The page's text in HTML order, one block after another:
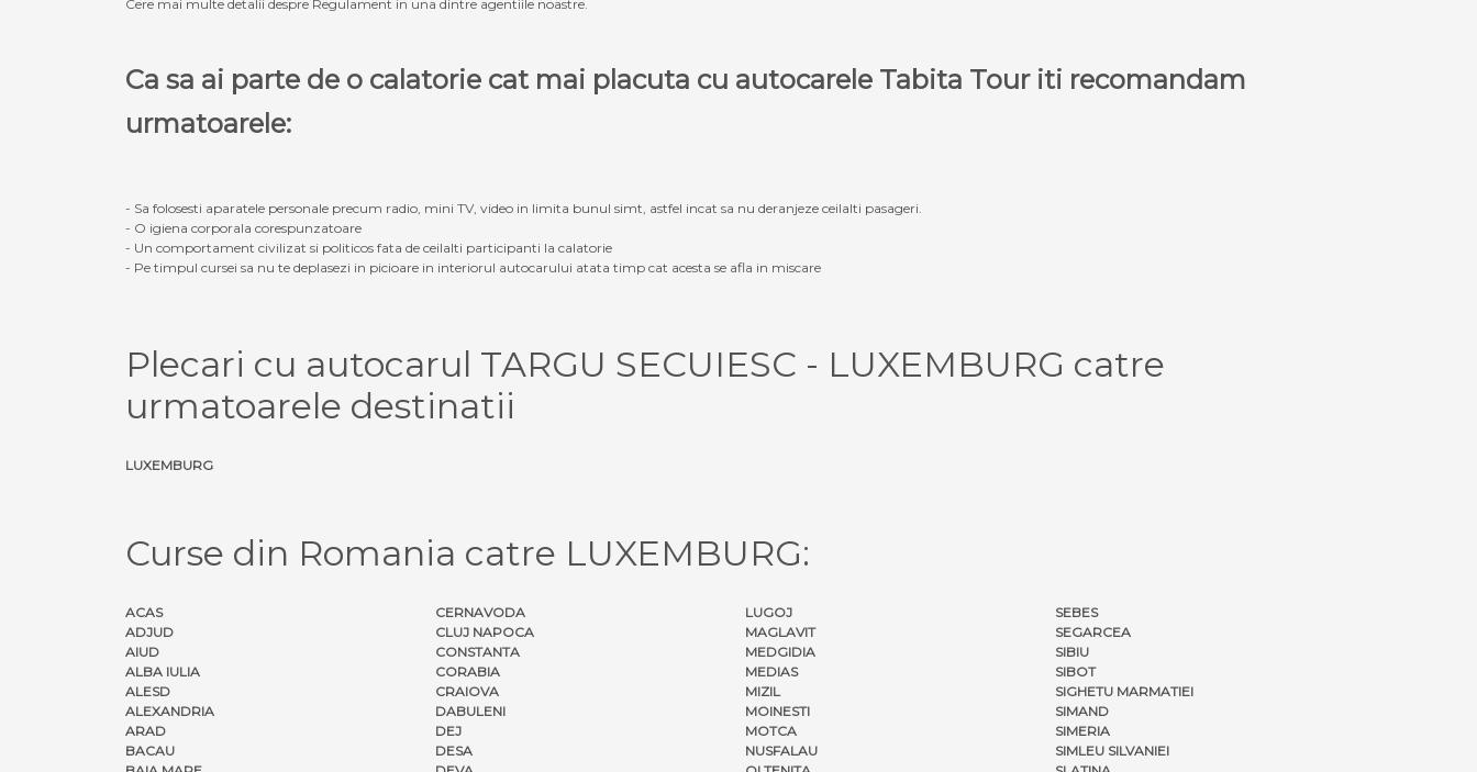
Cere mai multe detalii despre Regulament in una dintre agentiile noastre.
Ca sa ai parte de o calatorie cat mai placuta cu autocarele Tabita Tour iti recomandam
urmatoarele:
- Sa folosesti aparatele personale precum radio, mini TV, video in limita bunul simt, astfel incat sa nu deranjeze ceilalti pasageri.
- O igiena corporala corespunzatoare
- Un comportament civilizat si politicos fata de ceilalti participanti la calatorie
- Pe timpul cursei sa nu te deplasezi in picioare in interiorul autocarului atata timp cat acesta se afla in miscare
Plecari cu autocarul TARGU SECUIESC - LUXEMBURG catre
urmatoarele destinatii
LUXEMBURG
Curse din Romania catre LUXEMBURG:
ACAS
ADJUD
AIUD
ALBA IULIA
ALESD
ALEXANDRIA
ARAD
BACAU
CERNAVODA
CLUJ NAPOCA
CONSTANTA
CORABIA
CRAIOVA
DABULENI
DEJ
DESA
LUGOJ
MAGLAVIT
MEDGIDIA
MEDIAS
MIZIL
MOINESTI
MOTCA
NUSFALAU
SEBES
SEGARCEA
SIBIU
SIBOT
SIGHETU MARMATIEI
SIMAND
SIMERIA
SIMLEU SILVANIEI